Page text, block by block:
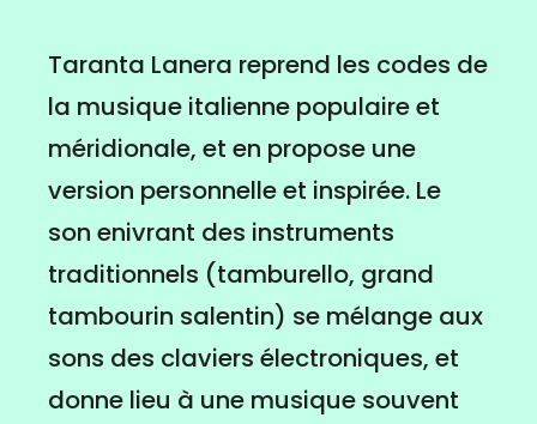
Taranta Lanera reprend les codes de
la musique italienne populaire et
méridionale, et en propose une
version personnelle et inspirée. Le
son enivrant des instruments
traditionnels (tamburello, grand
tambourin salentin) se mélange aux
sons des claviers électroniques, et
donne lieu à une musique souvent